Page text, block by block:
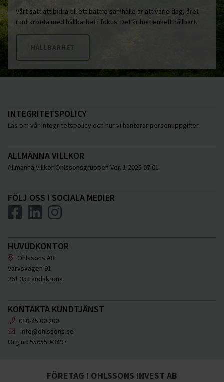
Vårt sätt att bidra till ett bättre samhälle är att varje dag, året
runt arbeta med hållbarhet i fokus. Det är helt enkelt hållbart.
HÅLLBARHET
INTEGRITETSPOLICY
Läs om vår integritetspolicy och hur vi hanterar personuppgifter
ALLMÄNNA VILLKOR
Allmänna Villkor Ohlssonsgruppen Ver. 1 2025 07 01
FÖLJ OSS I SOCIALA MEDIER
HUVUDKONTOR
Ohlssons AB
Varvsvägen 91
261 35 Landskrona
KONTAKTA KUNDTJÄNST
010-45 00 200
info@ohlssons.se
Org.nr: 556559-3497
FÖRETAG I OHLSSONS INVEST AB